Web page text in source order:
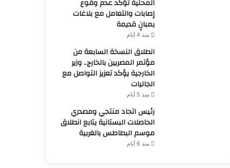
المحلية تؤكد عدم وقوع
إصابات والتعامل مع بلاغات
بمبانٍ قديمة
منذ 4 أيام
انطلاق النسخة السابعة من
مؤتمر المصريين بالخارج.. وزير
الخارجية يؤكد تعزيز التواصل مع
الجاليات
منذ 5 أيام
رئيس اتحاد منتجي ومصدري
الحاصلات البستانية يتابع انطلاق
موسم البطاطس بالغربية
منذ 6 أيام